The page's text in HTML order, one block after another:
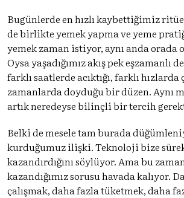
Bugünlerde en hızlı kaybettiğimiz
de birlikte yemek yapma ve yeme
yemek zaman istiyor, aynı anda orada
Oysa yaşadığımız akış pek eşzamanlı
farklı saatlerde acıktığı, farklı hızlarda
zamanlarda doyduğu bir düzen. Aynı
artık neredeyse bilinçli bir tercih
Belki de mesele tam burada
kurduğumuz ilişki. Teknoloji bize
kazandırdığını söylüyor. Ama bu
kazandığımız sorusu havada kalıyor.
çalışmak, daha fazla tüketmek, daha